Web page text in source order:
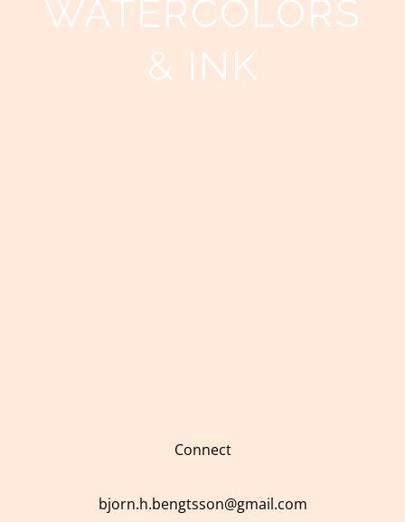
WATERCOLORS
& INK
Connect
bjorn.h.bengtsson@gmail.com